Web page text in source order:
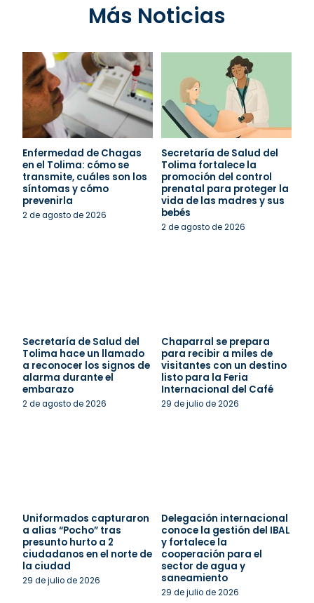
Más Noticias
Enfermedad de Chagas
en el Tolima: cómo se
transmite, cuáles son los
síntomas y cómo
prevenirla
2 de agosto de 2026
Secretaría de Salud del
Tolima fortalece la
promoción del control
prenatal para proteger la
vida de las madres y sus
bebés
2 de agosto de 2026
Secretaría de Salud del
Tolima hace un llamado
a reconocer los signos de
alarma durante el
embarazo
2 de agosto de 2026
Chaparral se prepara
para recibir a miles de
visitantes con un destino
listo para la Feria
Internacional del Café
29 de julio de 2026
Uniformados capturaron
a alias “Pocho” tras
presunto hurto a 2
ciudadanos en el norte de
la ciudad
29 de julio de 2026
Delegación internacional
conoce la gestión del IBAL
y fortalece la
cooperación para el
sector de agua y
saneamiento
29 de julio de 2026